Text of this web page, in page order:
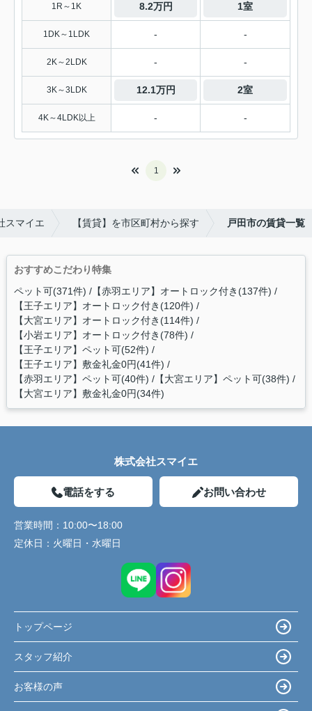
1R～1K 8.2万円 1室
1DK～1LDK - -
2K～2LDK - -
3K～3LDK 12.1万円 2室
4K～4LDK以上 - -
1
スマイエ 【賃貸】を市区町村から探す 戸田市の賃貸一覧
おすすめこだわり特集
ペット可(371件) 【赤羽エリア】オートロック付き(137件)
【王子エリア】オートロック付き(120件)
【大宮エリア】オートロック付き(114件)
【小岩エリア】オートロック付き(78件)
【王子エリア】ペット可(52件)
【王子エリア】敷金礼金0円(41件)
【赤羽エリア】ペット可(40件) 【大宮エリア】ペット可(38件)
【大宮エリア】敷金礼金0円(34件)
株式会社スマイエ
電話をする お問い合わせ
営業時間： 10:00〜18:00
定休日： 火曜日・水曜日
トップページ
スタッフ紹介
お客様の声